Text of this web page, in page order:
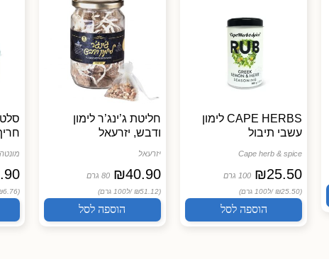
CAPE HERBS לימון
עשבי תיבול
Cape herb & spice
₪25.50 100 גרם
(₪25.50 / ל100 גרם)
הוספה לסל
חליטת ג’ינג’ר לימון
ודבש, יזרעאל
יזרעאל
₪40.90 80 גרם
(₪51.12 / ל100 גרם)
הוספה לסל
סלט
(₪6.76 /